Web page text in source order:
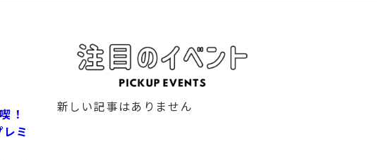
！
ミ
新しい記事はありません